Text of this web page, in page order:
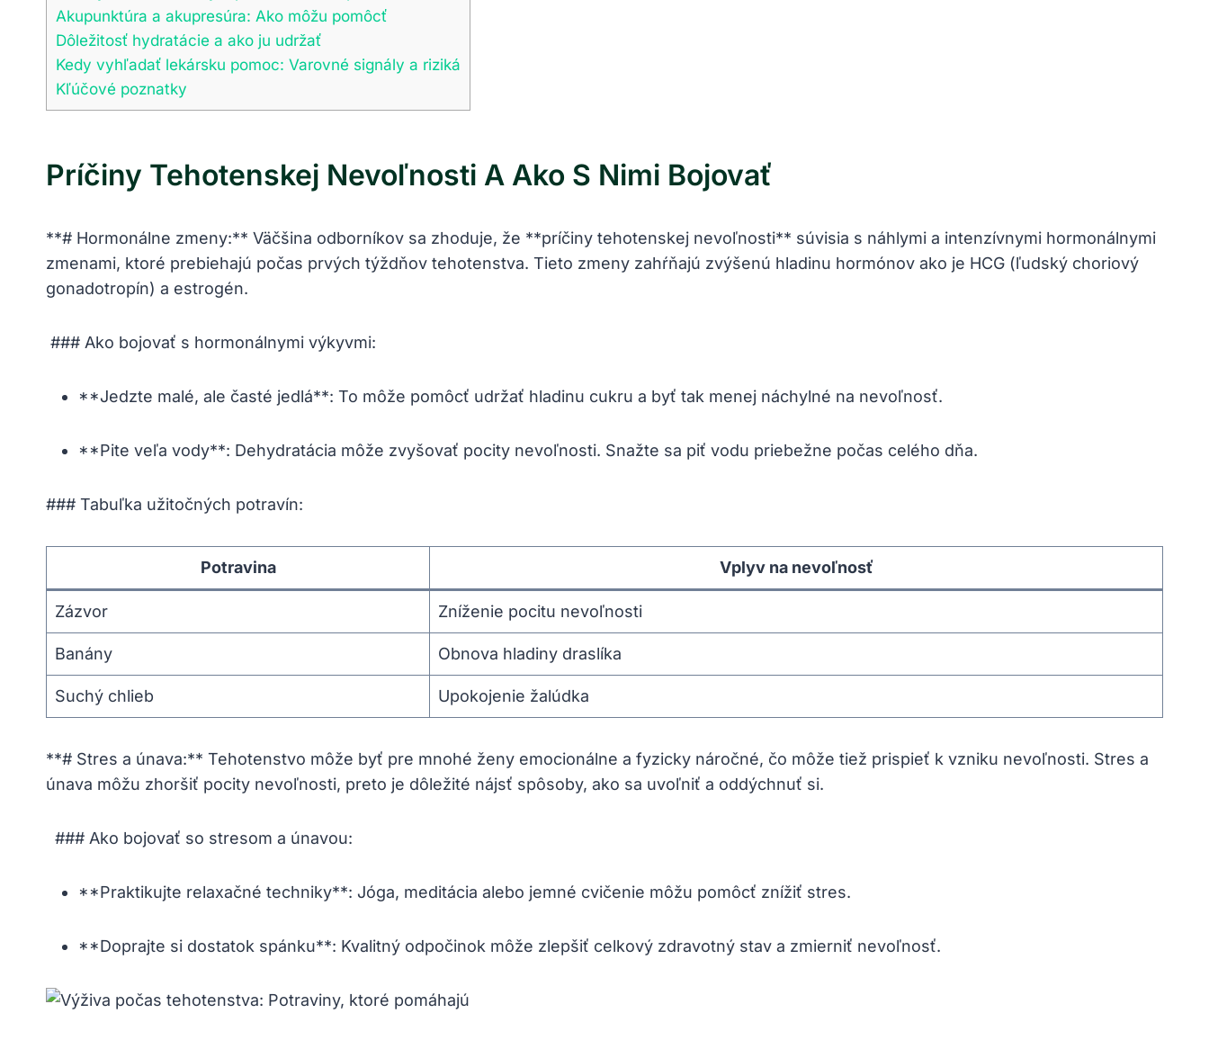
Akupunktúra a akupresúra: Ako ⁣môžu pomôcť
Dôležitosť hydratácie a ako ju udržať
Kedy vyhľadať lekársku​ pomoc: Varovné signály a‌ riziká
Kľúčové poznatky
Príčiny Tehotenskej Nevoľnosti A Ako S Nimi Bojovať
**# Hormonálne⁣ zmeny:** Väčšina odborníkov sa zhoduje, že **príčiny tehotenskej nevoľnosti** súvisia s náhlymi a intenzívnymi hormonálnymi ​
zmenami, ktoré ⁢prebiehajú počas prvých týždňov tehotenstva. Tieto zmeny⁢ zahŕňajú zvýšenú hladinu‌ hormónov ​ako je ​HCG (ľudský choriový
gonadotropín) a estrogén.
​ ###⁢ Ako​ bojovať s hormonálnymi výkyvmi:
**Jedzte malé, ale časté ⁣jedlá**: ⁤To môže pomôcť udržať hladinu cukru ⁤a byť tak ⁤menej náchylné na nevoľnosť.
**Pite veľa vody**: Dehydratácia môže zvyšovať pocity nevoľnosti. Snažte sa piť vodu priebežne počas⁣ celého dňa.
### Tabuľka užitočných potravín:
Potravina Vplyv na⁣ nevoľnosť
Zázvor Zníženie pocitu nevoľnosti
Banány Obnova hladiny draslíka
Suchý chlieb Upokojenie ⁤žalúdka
⁤**# ⁣Stres a únava:** Tehotenstvo môže byť pre mnohé ženy emocionálne a fyzicky náročné, čo môže tiež prispieť k⁤ vzniku​ nevoľnosti. Stres‌ a
únava môžu zhoršiť⁤ pocity nevoľnosti, preto je dôležité nájsť spôsoby, ⁤ako ⁤sa uvoľniť⁤ a oddýchnuť si.
⁢ ​ ### ‍Ako bojovať so stresom a únavou:
**Praktikujte relaxačné techniky**: ⁣Jóga, meditácia alebo jemné cvičenie môžu pomôcť ​znížiť stres.
**Doprajte si dostatok spánku**: Kvalitný odpočinok môže zlepšiť celkový zdravotný stav a zmierniť nevoľnosť.